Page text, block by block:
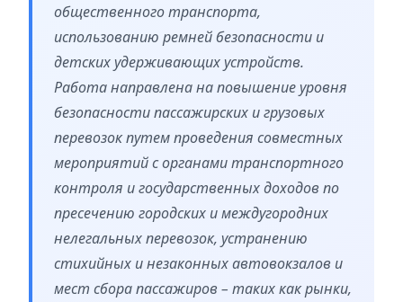
общественного транспорта,
использованию ремней безопасности и
детских удерживающих устройств.
Работа направлена на повышение уровня
безопасности пассажирских и грузовых
перевозок путем проведения совместных
мероприятий с органами транспортного
контроля и государственных доходов по
пресечению городских и междугородних
нелегальных перевозок, устранению
стихийных и незаконных автовокзалов и
мест сбора пассажиров – таких как рынки,